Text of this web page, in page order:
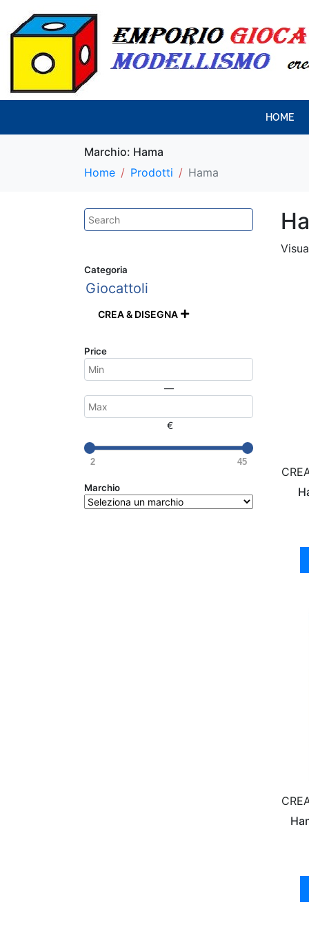
HOME
Marchio: Hama
Home
Prodotti Hama
Categoria
Giocattoli
CREA & DISEGNA 
Price
—
€
2 45
Marchio